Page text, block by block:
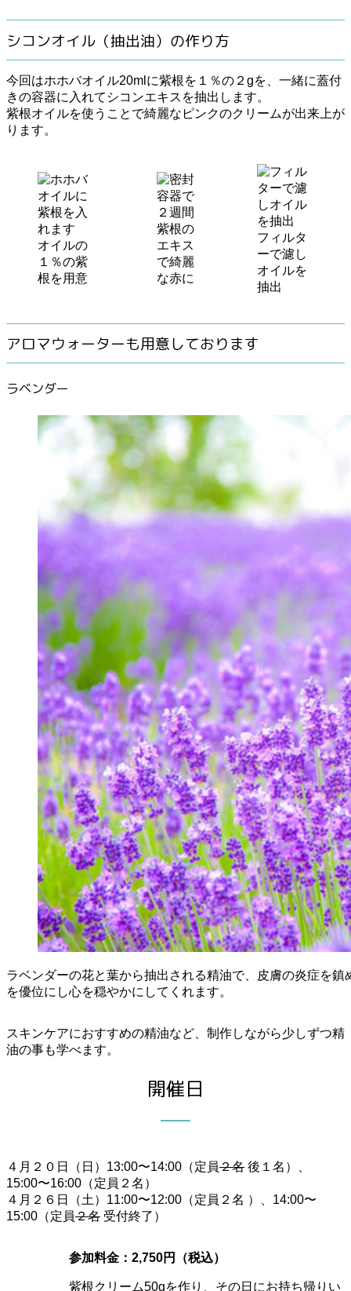
シコンオイル（抽出油）の作り方
今回はホホバオイル20mlに紫根を１％の２gを、一緒に蓋付
きの容器に入れてシコンエキスを抽出します。
紫根オイルを使うことで綺麗なピンクのクリームが出来上が
ります。
オイルの
１％の紫
根を用意
紫根の
エキス
で綺麗
な赤に
フィルタ
ーで濾し
オイルを
抽出
アロマウォーターも用意しております
ラベンダー
ラベンダーの花と葉から抽出される精油で、皮膚の炎症を
を優位にし心を穏やかにしてくれます。
スキンケアにおすすめの精油など、制作しながら少しずつ精
油の事も学べます。
開催日
４月２０日（日）13:00〜14:00（定員２名 後１名）、
15:00〜16:00（定員２名）
４月２６日（土）11:00〜12:00（定員２名 ）、14:00〜
15:00（定員２名 受付終了）
参加料金：2,750円（税込）
紫根クリーム50gを作り、その日にお持ち帰りい